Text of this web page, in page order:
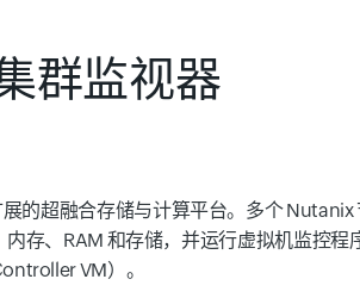
群监视器
的超融合存储与计算平台。多个 Nutanix
存、RAM 和存储，并运行虚拟机监控
VM）。